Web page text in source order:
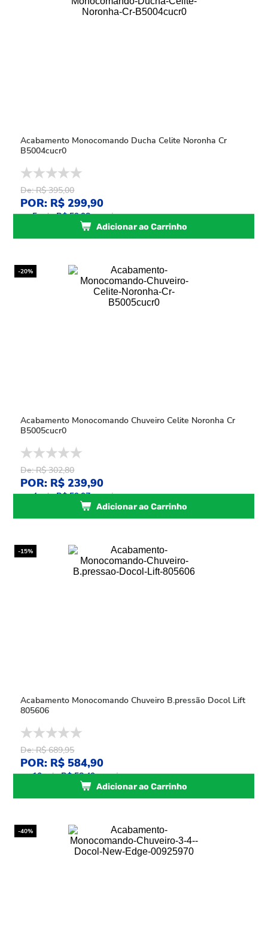
Acabamento Monocomando Ducha Celite Noronha Cr
B5004cucr0
De: R$ 395,00
POR: R$ 299,90
ou5xdeR$ 59,98sem juros
Adicionar ao Carrinho
-20%
Acabamento Monocomando Chuveiro Celite Noronha Cr
B5005cucr0
De: R$ 302,80
POR: R$ 239,90
ou4xdeR$ 59,97sem juros
Adicionar ao Carrinho
-15%
Acabamento Monocomando Chuveiro B.pressão Docol Lift
805606
De: R$ 689,95
POR: R$ 584,90
ou10xdeR$ 58,49sem juros
Adicionar ao Carrinho
-40%